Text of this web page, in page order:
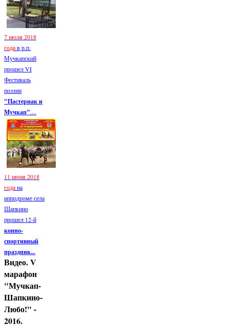
7 июля 2018
годав р.п.
Мучкапский
прошел VI
Фестиваль
поэзии
"Пастернак и
Мучкап"....
11 июня 2018
годана
ипподроме села
Шапкино
прошел 12-й
конно-
спортивный
праздник...
Видео. V
марафон
"Мучкап-
Шапкино-
Любо!" -
2016.